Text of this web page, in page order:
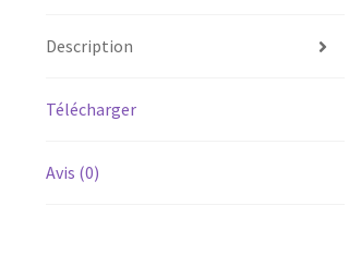
Description
Télécharger
Avis (0)